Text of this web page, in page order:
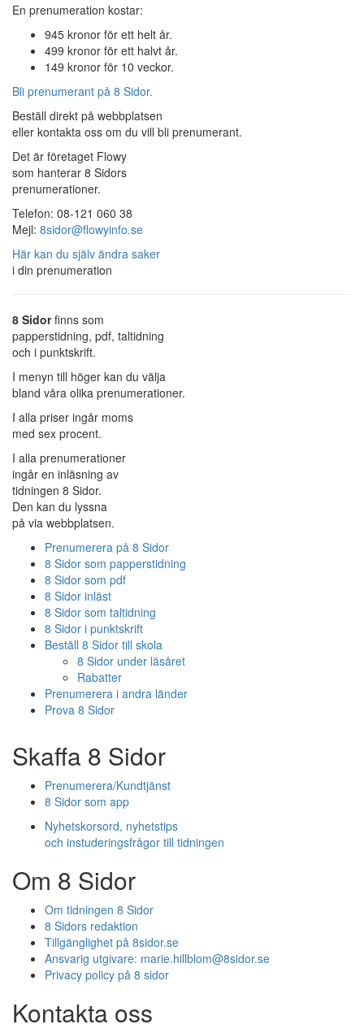
En prenumeration kostar:
945 kronor för ett helt år.
499 kronor för ett halvt år.
149 kronor för 10 veckor.
Bli prenumerant på 8 Sidor.
Beställ direkt på webbplatsen
eller kontakta oss om du vill bli prenumerant.
Det är företaget Flowy
som hanterar 8 Sidors
prenumerationer.
Telefon: 08-121 060 38
Mejl: 8sidor@flowyinfo.se
Här kan du själv ändra saker
i din prenumeration
8 Sidorfinns som
papperstidning, pdf, taltidning
och i punktskrift.
I menyn till höger kan du välja
bland våra olika prenumerationer.
I alla priser ingår moms
med sex procent.
I alla prenumerationer
ingår en inläsning av
tidningen 8 Sidor.
Den kan du lyssna
på via webbplatsen.
Prenumerera på 8 Sidor
8 Sidor som papperstidning
8 Sidor som pdf
8 Sidor inläst
8 Sidor som taltidning
8 Sidor i punktskrift
Beställ 8 Sidor till skola
8 Sidor under läsåret
Rabatter
Prenumerera i andra länder
Prova 8 Sidor
Skaffa 8 Sidor
Prenumerera/Kundtjänst
8 Sidor som app
Nyhetskorsord, nyhetstips
och instuderingsfrågor till tidningen
Om 8 Sidor
Om tidningen 8 Sidor
8 Sidors redaktion
Tillgänglighet på 8sidor.se
Ansvarig utgivare: marie.hillblom@8sidor.se
Privacy policy på 8 sidor
Kontakta oss